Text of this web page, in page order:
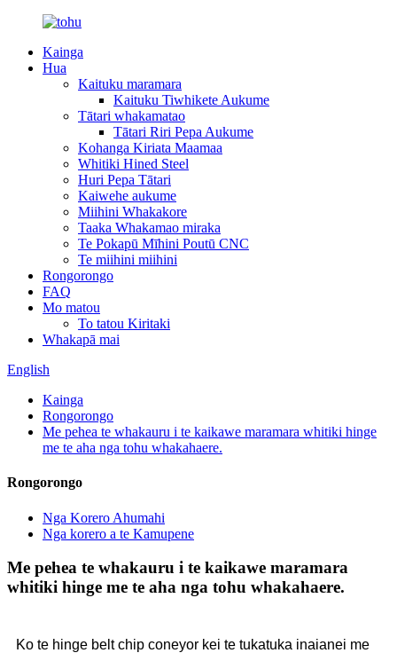
Kainga
Hua
Kaituku maramara
Kaituku Tiwhikete Aukume
Tātari whakamatao
Tātari Riri Pepa Aukume
Kohanga Kiriata Maamaa
Whitiki Hined Steel
Huri Pepa Tātari
Kaiwehe aukume
Miihini Whakakore
Taaka Whakamao miraka
Te Pokapū Mīhini Poutū CNC
Te miihini miihini
Rongorongo
FAQ
Mo matou
To tatou Kiritaki
Whakapā mai
English
Kainga
Rongorongo
Me pehea te whakauru i te kaikawe maramara whitiki hinge
me te aha nga tohu whakahaere.
Rongorongo
Nga Korero Ahumahi
Nga korero a te Kamupene
Me pehea te whakauru i te kaikawe maramara
whitiki hinge me te aha nga tohu whakahaere.
Ko te hinge belt chip coneyor kei te tukatuka inaianei me